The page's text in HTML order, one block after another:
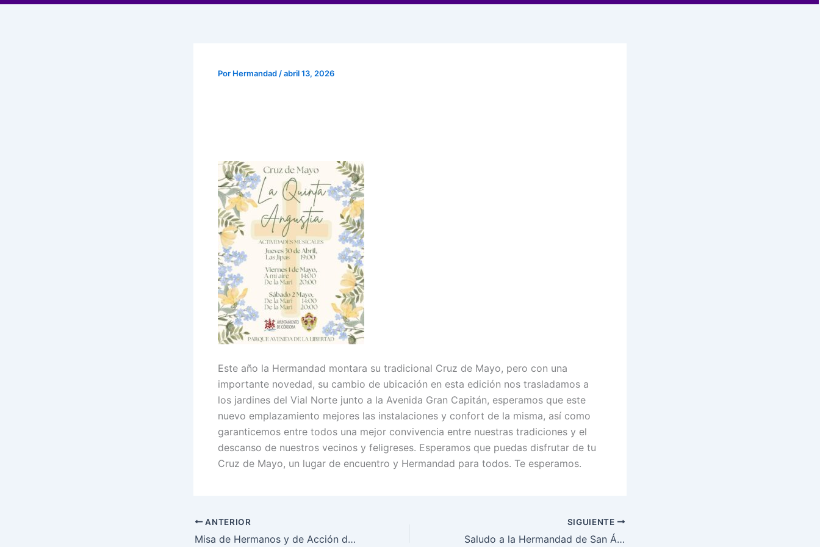
Por Hermandad /abril 13, 2026
Este año la Hermandad montara su tradicional Cruz de Mayo, pero con una
importante novedad, su cambio de ubicación en esta edición nos trasladamos a
los jardines del Vial Norte junto a la Avenida Gran Capitán, esperamos que este
nuevo emplazamiento mejores las instalaciones y confort de la misma, así como
garanticemos entre todos una mejor convivencia entre nuestras tradiciones y el
descanso de nuestros vecinos y feligreses. Esperamos que puedas disfrutar de tu
Cruz de Mayo, un lugar de encuentro y Hermandad para todos. Te esperamos.
ANTERIOR
Misa de Hermanos y de Acción de Gracias por el regreso de los contingentes de la BRIGADA GUZMÁN EL BUENO X
SIGUIENTE
Saludo a la Hermandad de San Álvaro